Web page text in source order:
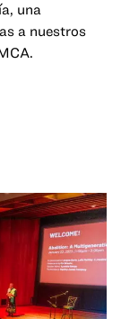
una
a nuestros